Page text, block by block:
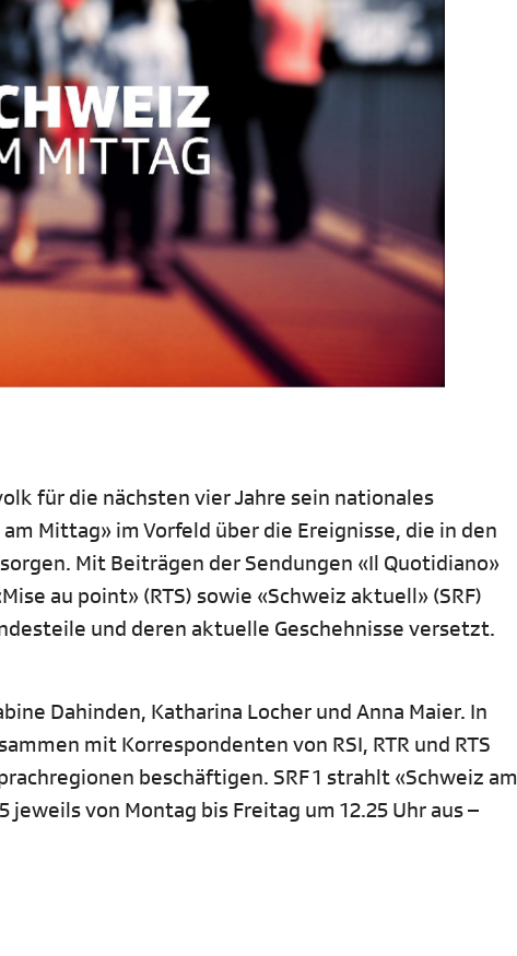
für die nächsten vier Jahre sein nationales
Mittag» im Vorfeld über die Ereignisse, die in den
Mit Beiträgen der Sendungen «Il Quotidiano»
au point» (RTS) sowie «Schweiz aktuell» (SRF)
und deren aktuelle Geschehnisse versetzt.
Dahinden, Katharina Locher und Anna Maier. In
mit Korrespondenten von RSI, RTR und RTS
beschäftigen. SRF 1 strahlt «Schweiz am
von Montag bis Freitag um 12.25 Uhr aus –